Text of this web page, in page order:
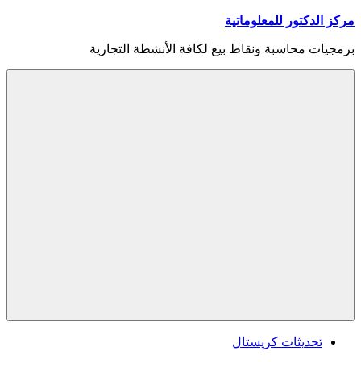
Skip
content
مركز الدكتور للمعلوماتية
برمجيات محاسبة ونقاط بيع لكافة الأنشطة التجارية
تحديثات كريستال